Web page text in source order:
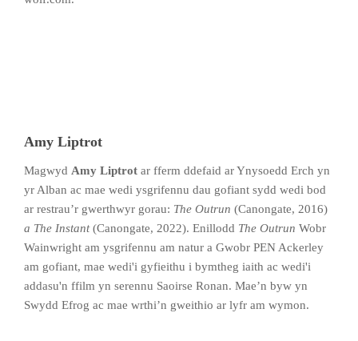
Amy Liptrot
Magwyd Amy Liptrot ar fferm ddefaid ar Ynysoedd Erch yn
yr Alban ac mae wedi ysgrifennu dau gofiant sydd wedi bod
ar restrau’r gwerthwyr gorau: The Outrun (Canongate, 2016)
a The Instant(Canongate, 2022). Enillodd The Outrun Wobr
Wainwright am ysgrifennu am natur a Gwobr PEN Ackerley
am gofiant, mae wedi'i gyfieithu i bymtheg iaith ac wedi'i
addasu'n ffilm yn serennu Saoirse Ronan. Mae’n byw yn
Swydd Efrog ac mae wrthi’n gweithio ar lyfr am wymon.